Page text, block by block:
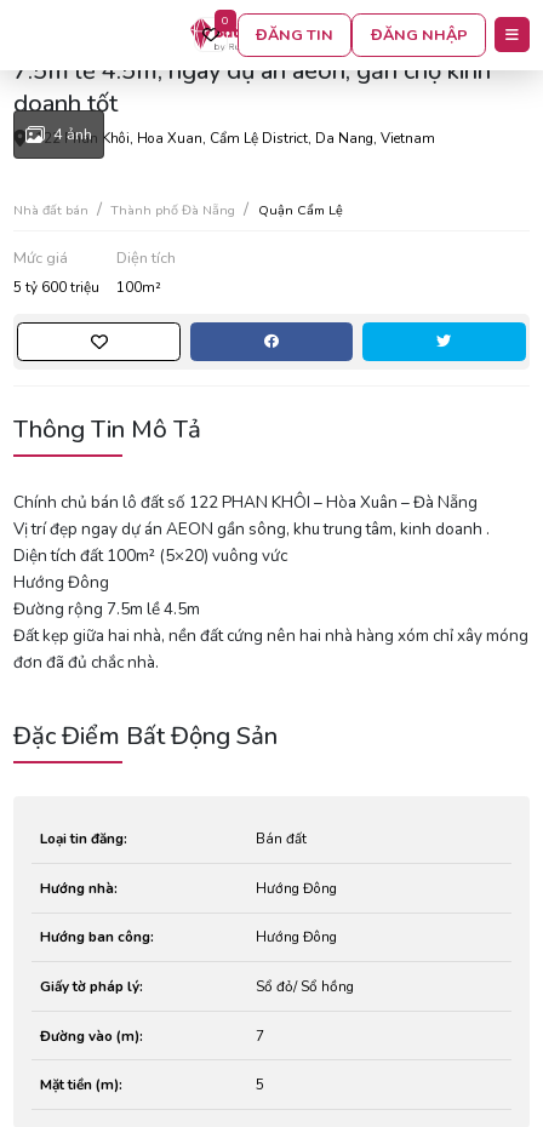
0
ĐĂNG TIN ĐĂNG NHẬP
Chính chủ bán lô phan khôi, hòa xuân, đường
7.5m lề 4.5m, ngay dự án aeon, gần chợ kinh
doanh tốt
122 Phan Khôi, Hoa Xuan, Cẩm Lệ District, Da Nang, Vietnam
4 ảnh
Nhà đất bán Thành phố Đà Nẵng Quận Cẩm Lệ
Mức giá
5 tỷ 600 triệu
Diện tích
100m²
Thông Tin Mô Tả
Chính chủ bán lô đất số 122 PHAN KHÔI – Hòa Xuân – Đà Nẵng
Vị trí đẹp ngay dự án AEON gần sông, khu trung tâm, kinh doanh .
Diện tích đất 100m² (5×20) vuông vức
Hướng Đông
Đường rộng 7.5m lề 4.5m
Đất kẹp giữa hai nhà, nền đất cứng nên hai nhà hàng xóm chỉ xây móng
đơn đã đủ chắc nhà.
Đặc Điểm Bất Động Sản
Loại tin đăng: Bán đất
Hướng nhà: Hướng Đông
Hướng ban công: Hướng Đông
Giấy tờ pháp lý: Sổ đỏ/ Sổ hồng
Đường vào (m): 7
Mặt tiền (m): 5